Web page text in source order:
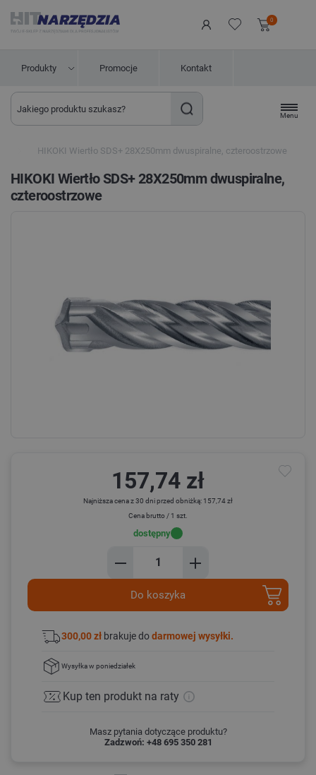
0
Produkty Promocje Kontakt
Menu
HIKOKI Wiertło SDS+ 28X250mm dwuspiralne, czteroostrzowe
HIKOKI Wiertło SDS+ 28X250mm dwuspiralne,
czteroostrzowe
157,74 zł
Najniższa cena z 30 dni przed obniżką: 157,74 zł
Cena brutto / 1 szt.
dostępny
Do koszyka
300,00 zł brakuje dodarmowej wysyłki.
Wysyłkaw poniedziałek
Kup ten produkt na raty
Masz pytania dotyczące produktu?
Zadzwoń: +48 695 350 281